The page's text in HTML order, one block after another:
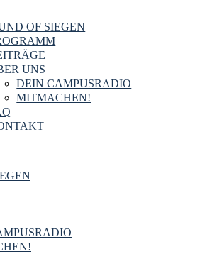
OF SIEGEN
UNS
DEIN CAMPUSRADIO
MITMACHEN!